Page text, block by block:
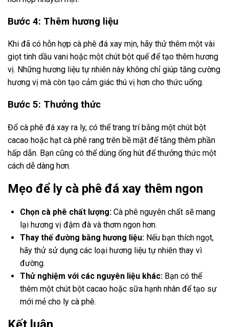
Bước 4: Thêm hương liệu
Khi đã có hỗn hợp cà phê đá xay mịn, hãy thử thêm một vài
giọt tinh dầu vani hoặc một chút bột quế để tạo thêm hương
vị. Những hương liệu tự nhiên này không chỉ giúp tăng cường
hương vị mà còn tạo cảm giác thú vị hơn cho thức uống.
Bước 5: Thưởng thức
Đổ cà phê đá xay ra ly, có thể trang trí bằng một chút bột
cacao hoặc hạt cà phê rang trên bề mặt để tăng thêm phần
hấp dẫn. Bạn cũng có thể dùng ống hút để thưởng thức một
cách dễ dàng hơn.
Mẹo để ly cà phê đá xay thêm ngon
Chọn cà phê chất lượng: Cà phê nguyên chất sẽ mang
lại hương vị đậm đà và thơm ngon hơn.
Thay thế đường bằng hương liệu: Nếu bạn thích ngọt,
hãy thử sử dụng các loại hương liệu tự nhiên thay vì
đường.
Thử nghiệm với các nguyên liệu khác: Bạn có thể
thêm một chút bột cacao hoặc sữa hạnh nhân để tạo sự
mới mẻ cho ly cà phê.